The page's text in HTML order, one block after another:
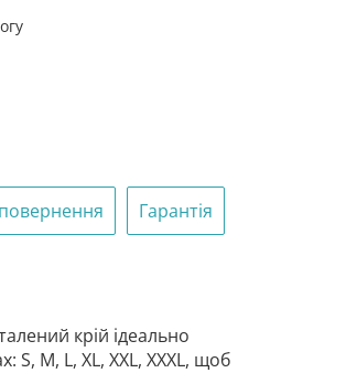
Гарантія
крій ідеально
S, M, L, XL, XXL, XXXL, щоб